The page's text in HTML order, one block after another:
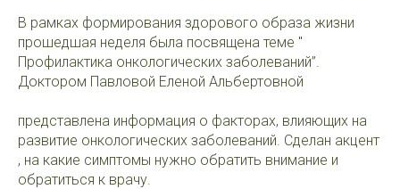
В рамках формирования здорового образа жизни
прошедшая неделя была посвящена теме "
Профилактика онкологических заболеваний”.
Доктором Павловой Еленой Альбертовной
представлена информация о факторах, влияющих на
развитие онкологических заболеваний. Сделан акцент
, на какие симптомы нужно обратить внимание и
обратиться к врачу.